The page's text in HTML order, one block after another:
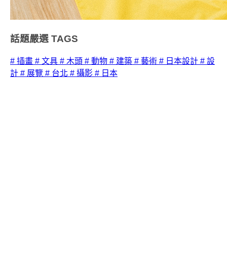
話題嚴選 TAGS
# 插畫 # 文具 # 木頭 # 動物 # 建築 # 藝術 # 日本設計 # 設
計 # 展覽 # 台北 # 攝影 # 日本